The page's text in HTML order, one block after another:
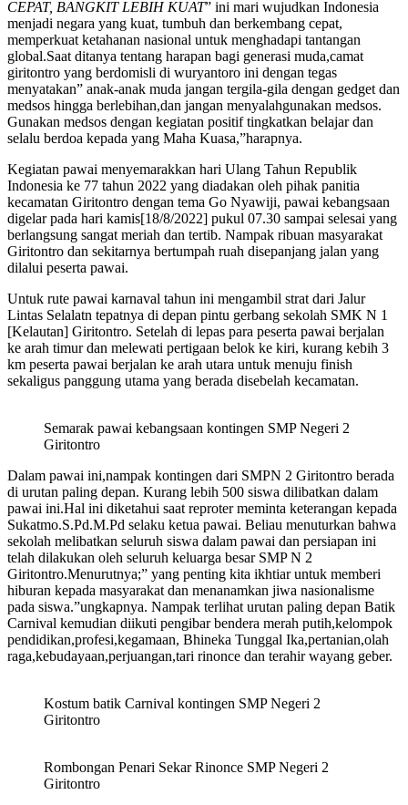
CEPAT, BANGKIT LEBIH KUAT” ini mari wujudkan Indonesia
menjadi negara yang kuat, tumbuh dan berkembang cepat,
memperkuat ketahanan nasional untuk menghadapi tantangan
global.Saat ditanya tentang harapan bagi generasi muda,camat
giritontro yang berdomisli di wuryantoro ini dengan tegas
menyatakan” anak-anak muda jangan tergila-gila dengan gedget dan
medsos hingga berlebihan,dan jangan menyalahgunakan medsos.
Gunakan medsos dengan kegiatan positif tingkatkan belajar dan
selalu berdoa kepada yang Maha Kuasa,”harapnya.
Kegiatan pawai menyemarakkan hari Ulang Tahun Republik
Indonesia ke 77 tahun 2022 yang diadakan oleh pihak panitia
kecamatan Giritontro dengan tema Go Nyawiji, pawai kebangsaan
digelar pada hari kamis[18/8/2022] pukul 07.30 sampai selesai yang
berlangsung sangat meriah dan tertib. Nampak ribuan masyarakat
Giritontro dan sekitarnya bertumpah ruah disepanjang jalan yang
dilalui peserta pawai.
Untuk rute pawai karnaval tahun ini mengambil strat dari Jalur
Lintas Selalatn tepatnya di depan pintu gerbang sekolah SMK N 1
[Kelautan] Giritontro. Setelah di lepas para peserta pawai berjalan
ke arah timur dan melewati pertigaan belok ke kiri, kurang kebih 3
km peserta pawai berjalan ke arah utara untuk menuju finish
sekaligus panggung utama yang berada disebelah kecamatan.
Semarak pawai kebangsaan kontingen SMP Negeri 2
Giritontro
Dalam pawai ini,nampak kontingen dari SMPN 2 Giritontro berada
di urutan paling depan. Kurang lebih 500 siswa dilibatkan dalam
pawai ini.Hal ini diketahui saat reproter meminta keterangan kepada
Sukatmo.S.Pd.M.Pd selaku ketua pawai. Beliau menuturkan bahwa
sekolah melibatkan seluruh siswa dalam pawai dan persiapan ini
telah dilakukan oleh seluruh keluarga besar SMP N 2
Giritontro.Menurutnya;” yang penting kita ikhtiar untuk memberi
hiburan kepada masyarakat dan menanamkan jiwa nasionalisme
pada siswa.”ungkapnya. Nampak terlihat urutan paling depan Batik
Carnival kemudian diikuti pengibar bendera merah putih,kelompok
pendidikan,profesi,kegamaan, Bhineka Tunggal Ika,pertanian,olah
raga,kebudayaan,perjuangan,tari rinonce dan terahir wayang geber.
Kostum batik Carnival kontingen SMP Negeri 2
Giritontro
Rombongan Penari Sekar Rinonce SMP Negeri 2
Giritontro